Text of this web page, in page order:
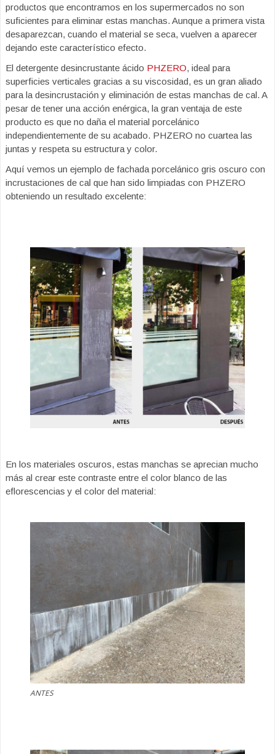
productos que encontramos en los supermercados no son
suficientes para eliminar estas manchas. Aunque a primera vista
desaparezcan, cuando el material se seca, vuelven a aparecer
dejando este característico efecto.
El detergente desincrustante ácido PHZERO, ideal para
superficies verticales gracias a su viscosidad, es un gran aliado
para la desincrustación y eliminación de estas manchas de cal. A
pesar de tener una acción enérgica, la gran ventaja de este
producto es que no daña el material porcelánico
independientemente de su acabado. PHZERO no cuartea las
juntas y respeta su estructura y color.
Aquí vemos un ejemplo de fachada porcelánico gris oscuro con
incrustaciones de cal que han sido limpiadas con PHZERO
obteniendo un resultado excelente:
En los materiales oscuros, estas manchas se aprecian mucho
más al crear este contraste entre el color blanco de las
eflorescencias y el color del material:
ANTES